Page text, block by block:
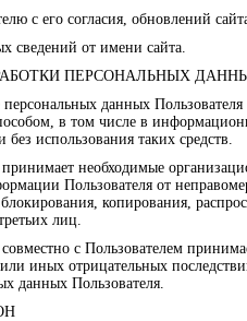
с его согласия, обновлений
сведений от имени сайта.
ПЕРСОНАЛЬНЫХ
данных Пользователя
в том числе в
без использования таких средств.
необходимые
Пользователя от
копирования,
лиц.
с Пользователем
иных отрицательных
данных Пользователя.